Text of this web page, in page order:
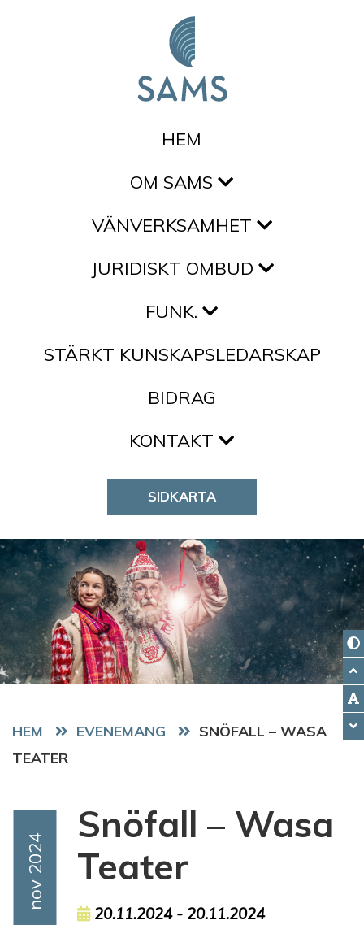
HEM
OM SAMS
VÄNVERKSAMHET
JURIDISKT OMBUD
FUNK.
STÄRKT KUNSKAPSLEDARSKAP
BIDRAG
KONTAKT
SIDKARTA
HEM EVENEMANG
SNÖFALL – WASA
TEATER
Event Date
Nov 2024
Snöfall – Wasa
Teater
Event date
20.11.2024 - 20.11.2024